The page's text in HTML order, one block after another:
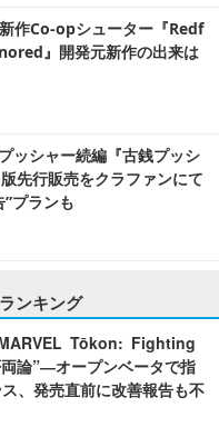
作Co-opシューター『Redf
』開発元新作の出来は
ッシャー続編『古銭プッシ
先行販売をクラファンにて
プランも
ンキング
MARVEL Tōkon: Fighting
論”―オープンベータで指
、発売直前に改善報告も不